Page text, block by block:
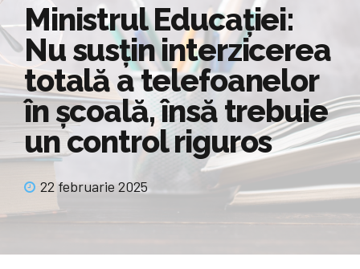
Ministrul Educației:
Nu susțin interzicerea
totală a telefoanelor
în școală, însă trebuie
un control riguros
22 februarie 2025